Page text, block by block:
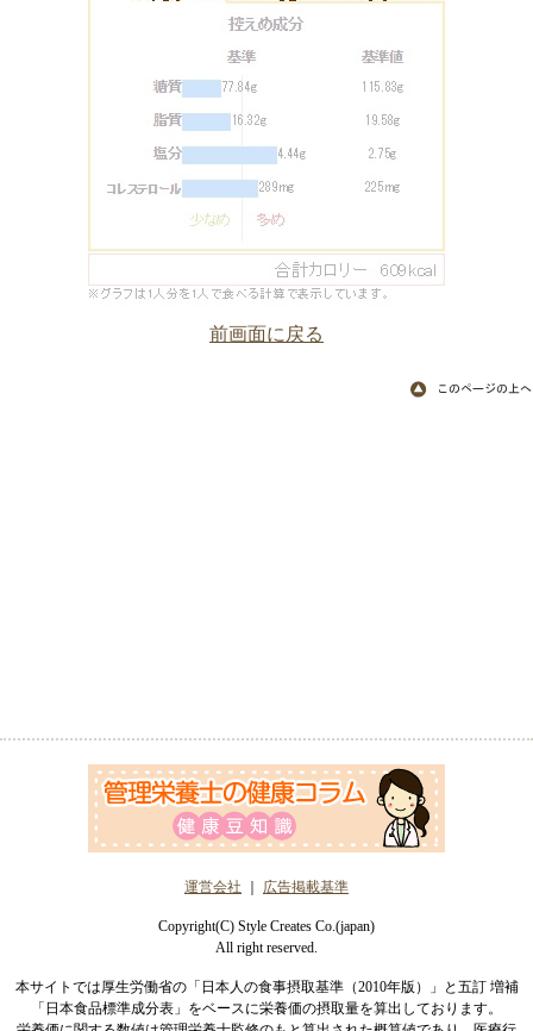
前画面に戻る
運営会社 広告掲載基準
Copyright(C) Style Creates Co.(japan)
All right reserved.
本サイトでは厚生労働省の「日本人の食事摂取基準（2010年版）」と五訂 増補
「日本食品標準成分表」をベースに栄養価の摂取量を算出しております。